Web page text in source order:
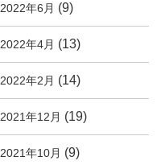
2022年6月 (9)
2022年4月 (13)
2022年2月 (14)
2021年12月 (19)
2021年10月 (9)